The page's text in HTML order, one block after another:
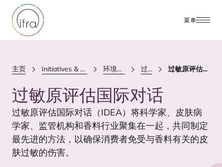
菜单
主页 Initiatives & Positions 环境与健康 过敏原 过敏原评估国际对话
过敏原评估国际对话
过敏原评估国际对话（IDEA）将科学家、皮肤病
学家、监管机构和香料行业聚集在一起，共同制定
最先进的方法，以确保消费者免受与香料有关的皮
肤过敏的伤害。